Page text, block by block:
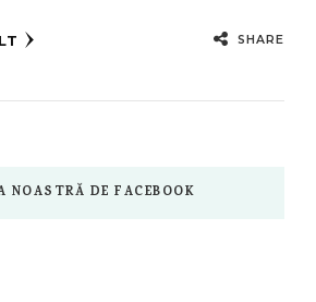
SHARE
NOASTRĂ DE FACEBOOK